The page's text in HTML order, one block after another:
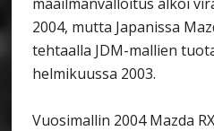
2004, mutta Japanissa
tehtaalla JDM-mallien
helmikuussa 2003.
Vuosimallin 2004 Mazda